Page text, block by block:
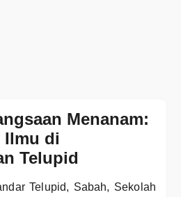
Menanam:
Ilmu di
Telupid
Telupid, Sabah, Sekolah